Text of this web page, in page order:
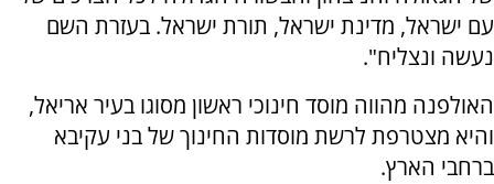
עם ישראל, מדינת ישראל, תורת ישראל. בעזרת השם
נעשה ונצליח".
האולפנה מהווה מוסד חינוכי ראשון מסוגו בעיר אריאל,
והיא מצטרפת לרשת מוסדות החינוך של בני עקיבא
ברחבי הארץ.